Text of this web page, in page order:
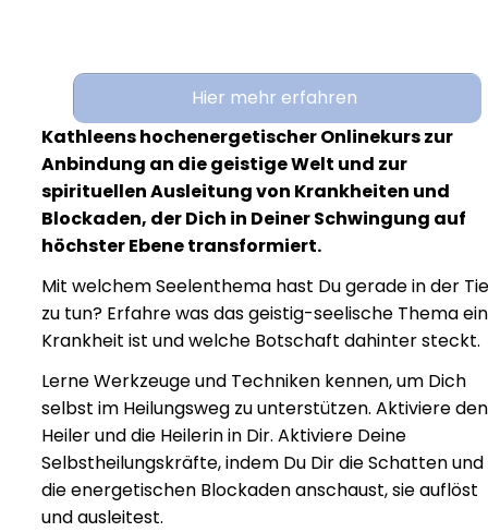
Hier mehr erfahren
Kathleens hochenergetischer Onlinekurs zur
Anbindung an die geistige Welt und zur
spirituellen Ausleitung von Krankheiten und
Blockaden, der Dich in Deiner Schwingung auf
höchster Ebene transformiert.
Mit welchem Seelenthema hast Du gerade in der
zu tun? Erfahre was das geistig-seelische Thema
Krankheit ist und welche Botschaft dahinter steckt.
Lerne Werkzeuge und Techniken kennen, um Dich
selbst im Heilungsweg zu unterstützen. Aktiviere den
Heiler und die Heilerin in Dir. Aktiviere Deine
Selbstheilungskräfte, indem Du Dir die Schatten und
die energetischen Blockaden anschaust, sie auflöst
und ausleitest.